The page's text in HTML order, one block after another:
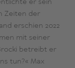
er sein
Zeiten der
erschien 2022
mit seiner
betreibt er
tun?« Max